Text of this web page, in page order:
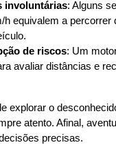
involuntárias: Alguns
h equivalem a percorrer
de riscos: Um
avaliar distâncias e
explorar o
atento. Afinal,
precisas.